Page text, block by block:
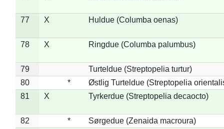
77 X Huldue (Columba oenas)
78 X Ringdue (Columba palumbus)
79
Turteldue (Streptopelia turtur)
80
*
Østlig Turteldue (Streptopelia
81
X Tyrkerdue (Streptopelia decaocto)
82 *
Sørgedue (Zenaida macroura)